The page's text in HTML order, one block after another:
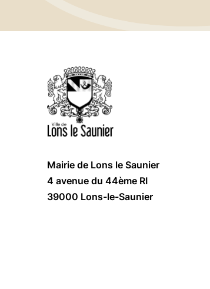
Mairie de Lons le Saunier
4 avenue du 44ème RI
39000 Lons-le-Saunier